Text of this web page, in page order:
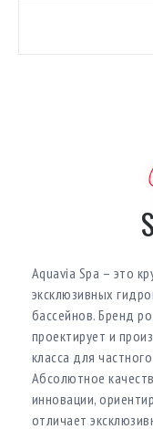
Aquavia Spa – это
эксклюзивных
бассейнов. Бренд
проектирует и
класса для
Абсолютное
инновации,
отличает